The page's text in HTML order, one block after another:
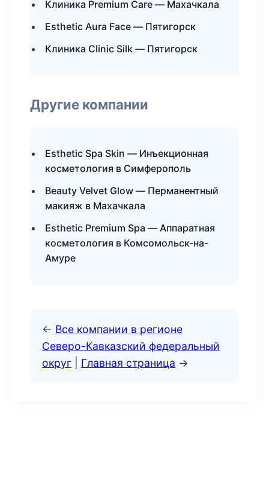
Клиника Premium Care — Махачкала
Esthetic Aura Face — Пятигорск
Клиника Clinic Silk — Пятигорск
Другие компании
Esthetic Spa Skin — Инъекционная
косметология в Симферополь
Beauty Velvet Glow — Перманентный
макияж в Махачкала
Esthetic Premium Spa — Аппаратная
косметология в Комсомольск-на-
Амуре
← Все компании в регионе
Северо-Кавказский федеральный
округ
Главная страница →